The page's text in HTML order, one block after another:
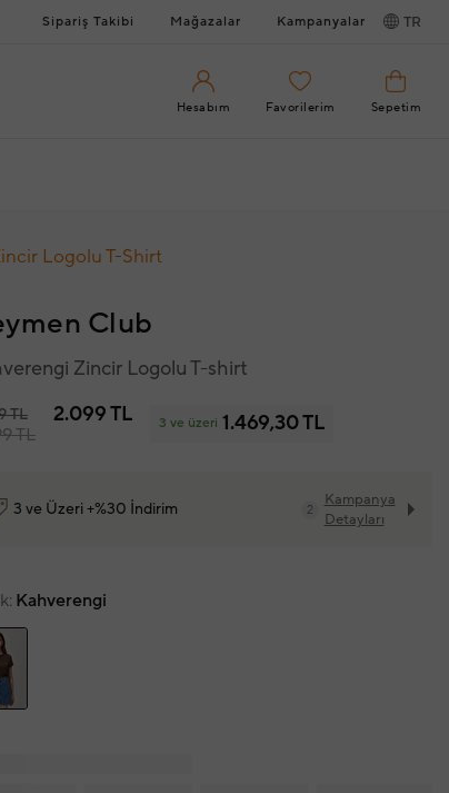
Sipariş Takibi Mağazalar Kampanyalar TR
Hesabım Favorilerim Sepetim
Logolu T-Shirt
Club
Zincir Logolu T-shirt
TL
TL
2.099 TL 3 ve üzeri 1.469,30 TL
3 ve Üzeri +%30 İndirim 2
Kampanya
Detayları
Kahverengi